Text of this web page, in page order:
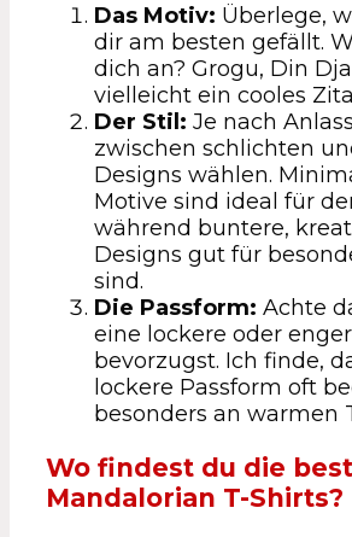
Das Motiv: Überlege,
dir am besten gefällt.
dich an? Grogu, Din
vielleicht ein cooles
Der Stil: Je nach
zwischen schlichten
Designs wählen.
Motive sind ideal für
während buntere,
Designs gut für
sind.
Die Passform: Achte
eine lockere oder
bevorzugst. Ich finde,
lockere Passform oft
besonders an warmen
Wo findest du die
Mandalorian T-Shirts?